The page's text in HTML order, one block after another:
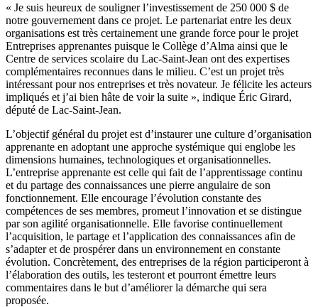
« Je suis heureux de souligner l’investissement de 250 000 $ de
notre gouvernement dans ce projet. Le partenariat entre les deux
organisations est très certainement une grande force pour le projet
Entreprises apprenantes puisque le Collège d’Alma ainsi que le
Centre de services scolaire du Lac-Saint-Jean ont des expertises
complémentaires reconnues dans le milieu. C’est un projet très
intéressant pour nos entreprises et très novateur. Je félicite les acteurs
impliqués et j’ai bien hâte de voir la suite », indique Éric Girard,
député de Lac-Saint-Jean.
L’objectif général du projet est d’instaurer une culture d’organisation
apprenante en adoptant une approche systémique qui englobe les
dimensions humaines, technologiques et organisationnelles.
L’entreprise apprenante est celle qui fait de l’apprentissage continu
et du partage des connaissances une pierre angulaire de son
fonctionnement. Elle encourage l’évolution constante des
compétences de ses membres, promeut l’innovation et se distingue
par son agilité organisationnelle. Elle favorise continuellement
l’acquisition, le partage et l’application des connaissances afin de
s’adapter et de prospérer dans un environnement en constante
évolution. Concrètement, des entreprises de la région participeront à
l’élaboration des outils, les testeront et pourront émettre leurs
commentaires dans le but d’améliorer la démarche qui sera
proposée.